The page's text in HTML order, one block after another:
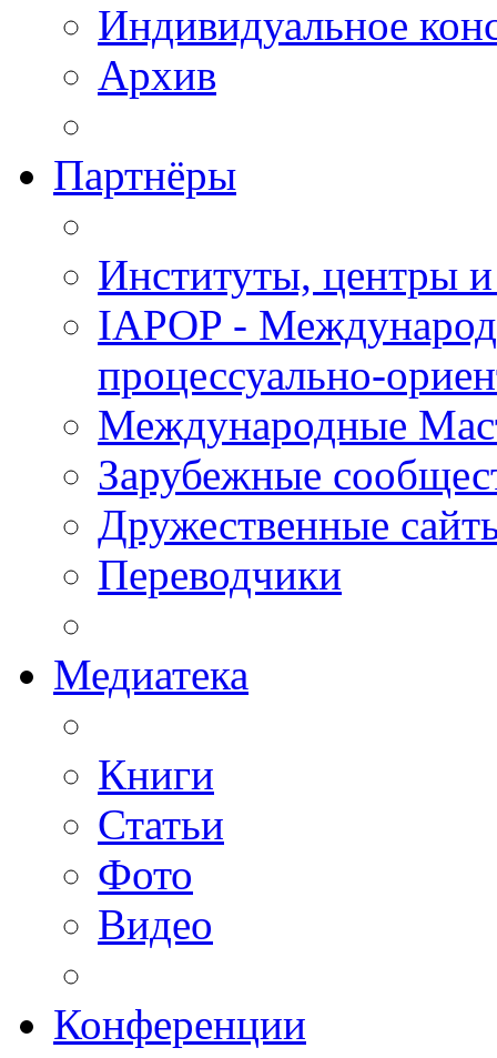
Индивидуальное
Архив
Партнёры
Институты, центры
IAPOP -
процессуально-
Международные
Зарубежные
Дружественные
Переводчики
Медиатека
Книги
Статьи
Фото
Видео
Конференции